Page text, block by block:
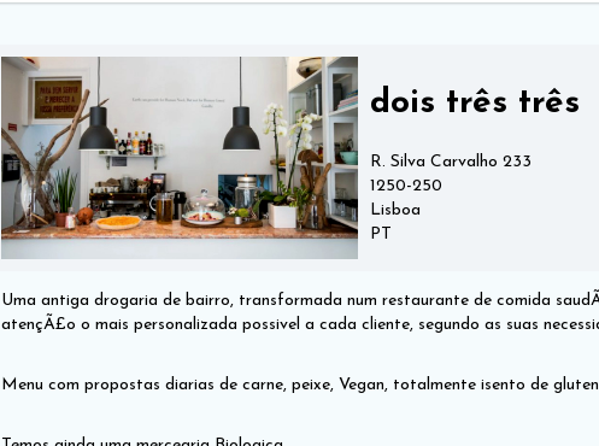
dois três três
R. Silva Carvalho 233
1250-250
Lisboa
PT
Uma antiga drogaria de bairro, transformada num restaurante de comida
atençÃ£o o mais personalizada possivel a cada cliente, segundo as suas
Menu com propostas diarias de carne, peixe, Vegan, totalmente isento de